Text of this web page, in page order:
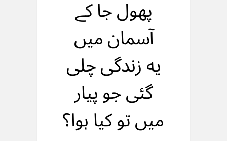
پهول جا کے
آسمان میں
یه زندگی چلی
گئی جو پیار
میں تو کیا ہوا؟